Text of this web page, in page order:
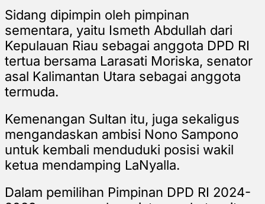
Sidang dipimpin oleh pimpinan
sementara, yaitu Ismeth Abdullah dari
Kepulauan Riau sebagai anggota DPD RI
tertua bersama Larasati Moriska, senator
asal Kalimantan Utara sebagai anggota
termuda.
Kemenangan Sultan itu, juga sekaligus
mengandaskan ambisi Nono Sampono
untuk kembali menduduki posisi wakil
ketua mendamping LaNyalla.
Dalam pemilihan Pimpinan DPD RI 2024-